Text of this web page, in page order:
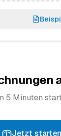
5 Minuten
Jetzt starten